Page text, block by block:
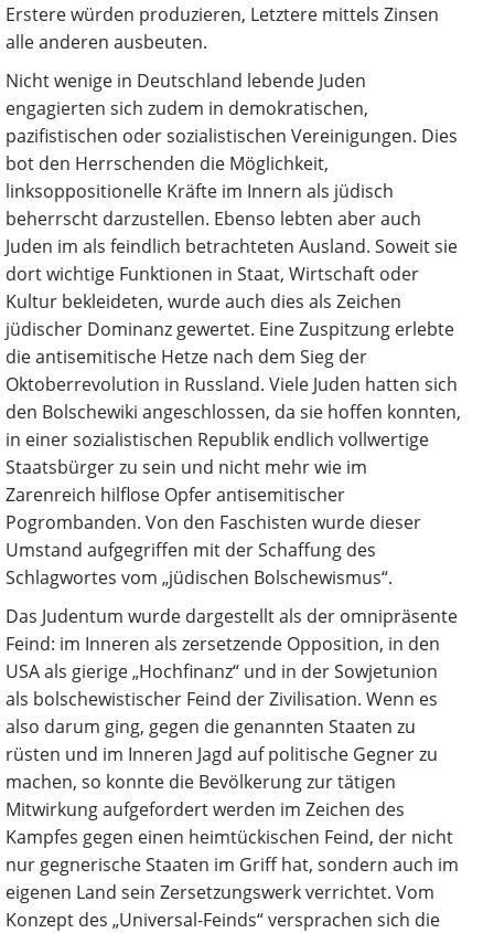
Erstere würden produzieren, Letztere mittels Zinsen
alle anderen ausbeuten.
Nicht wenige in Deutschland lebende Juden
engagierten sich zudem in demokratischen,
pazifistischen oder sozialistischen Vereinigungen. Dies
bot den Herrschenden die Möglichkeit,
linksoppositionelle Kräfte im Innern als jüdisch
beherrscht darzustellen. Ebenso lebten aber auch
Juden im als feindlich betrachteten Ausland. Soweit sie
dort wichtige Funktionen in Staat, Wirtschaft oder
Kultur bekleideten, wurde auch dies als Zeichen
jüdischer Dominanz gewertet. Eine Zuspitzung erlebte
die antisemitische Hetze nach dem Sieg der
Oktoberrevolution in Russland. Viele Juden hatten sich
den Bolschewiki angeschlossen, da sie hoffen konnten,
in einer sozialistischen Republik endlich vollwertige
Staatsbürger zu sein und nicht mehr wie im
Zarenreich hilflose Opfer antisemitischer
Pogrombanden. Von den Faschisten wurde dieser
Umstand aufgegriffen mit der Schaffung des
Schlagwortes vom „jüdischen Bolschewismus“.
Das Judentum wurde dargestellt als der omnipräsente
Feind: im Inneren als zersetzende Opposition, in den
USA als gierige „Hochfinanz“ und in der Sowjetunion
als bolschewistischer Feind der Zivilisation. Wenn es
also darum ging, gegen die genannten Staaten zu
rüsten und im Inneren Jagd auf politische Gegner zu
machen, so konnte die Bevölkerung zur tätigen
Mitwirkung aufgefordert werden im Zeichen des
Kampfes gegen einen heimtückischen Feind, der nicht
nur gegnerische Staaten im Griff hat, sondern auch im
eigenen Land sein Zersetzungswerk verrichtet. Vom
Konzept des „Universal-Feinds“ versprachen sich die